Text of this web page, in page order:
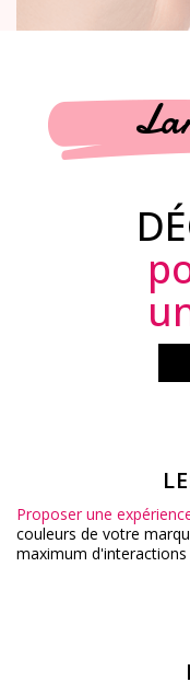
Proposer une
couleurs de votre
maximum